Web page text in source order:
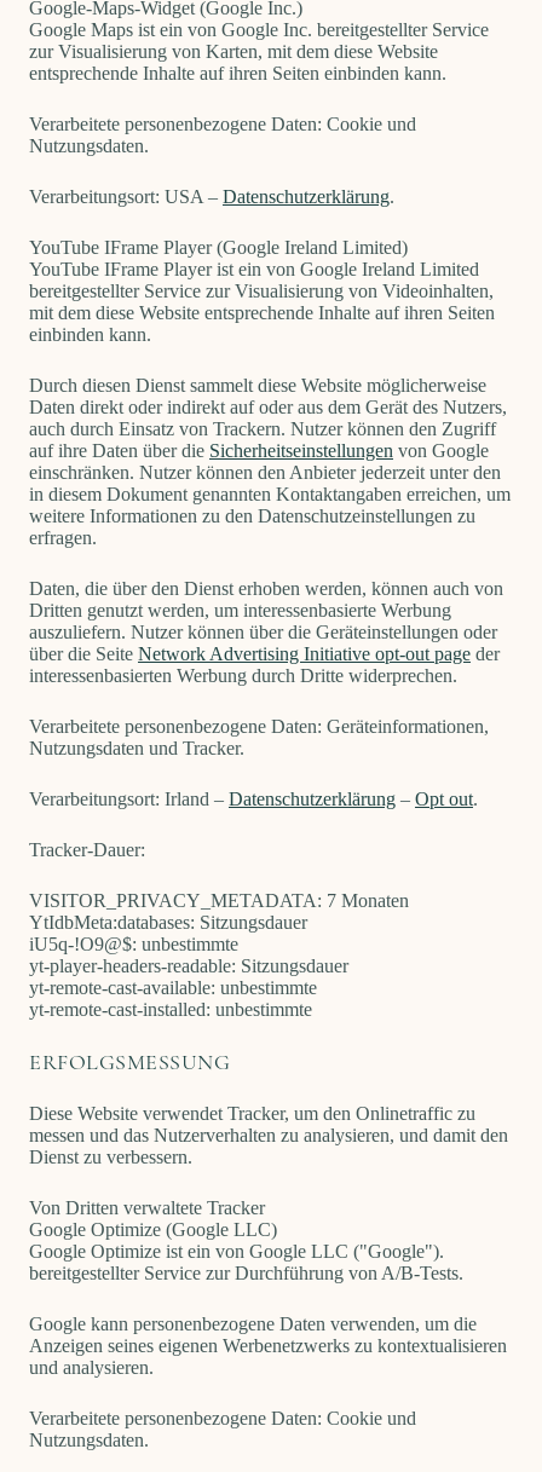
Google-Maps-Widget (Google Inc.)
Google Maps ist ein von Google Inc. bereitgestellter Service
zur Visualisierung von Karten, mit dem diese Website
entsprechende Inhalte auf ihren Seiten einbinden kann.
Verarbeitete personenbezogene Daten: Cookie und
Nutzungsdaten.
Verarbeitungsort: USA – Datenschutzerklärung.
YouTube IFrame Player (Google Ireland Limited)
YouTube IFrame Player ist ein von Google Ireland Limited
bereitgestellter Service zur Visualisierung von Videoinhalten,
mit dem diese Website entsprechende Inhalte auf ihren Seiten
einbinden kann.
Durch diesen Dienst sammelt diese Website möglicherweise
Daten direkt oder indirekt auf oder aus dem Gerät des Nutzers,
auch durch Einsatz von Trackern. Nutzer können den Zugriff
auf ihre Daten über die Sicherheitseinstellungen von Google
einschränken. Nutzer können den Anbieter jederzeit unter den
in diesem Dokument genannten Kontaktangaben erreichen, um
weitere Informationen zu den Datenschutzeinstellungen zu
erfragen.
Daten, die über den Dienst erhoben werden, können auch von
Dritten genutzt werden, um interessenbasierte Werbung
auszuliefern. Nutzer können über die Geräteinstellungen oder
über die Seite Network Advertising Initiative opt-out page der
interessenbasierten Werbung durch Dritte widerprechen.
Verarbeitete personenbezogene Daten: Geräteinformationen,
Nutzungsdaten und Tracker.
Verarbeitungsort: Irland – Datenschutzerklärung – Opt out.
Tracker-Dauer:
VISITOR_PRIVACY_METADATA: 7 Monaten
YtIdbMeta:databases: Sitzungsdauer
iU5q-!O9@$: unbestimmte
yt-player-headers-readable: Sitzungsdauer
yt-remote-cast-available: unbestimmte
yt-remote-cast-installed: unbestimmte
ERFOLGSMESSUNG
Diese Website verwendet Tracker, um den Onlinetraffic zu
messen und das Nutzerverhalten zu analysieren, und damit den
Dienst zu verbessern.
Von Dritten verwaltete Tracker
Google Optimize (Google LLC)
Google Optimize ist ein von Google LLC ("Google").
bereitgestellter Service zur Durchführung von A/B-Tests.
Google kann personenbezogene Daten verwenden, um die
Anzeigen seines eigenen Werbenetzwerks zu kontextualisieren
und analysieren.
Verarbeitete personenbezogene Daten: Cookie und
Nutzungsdaten.